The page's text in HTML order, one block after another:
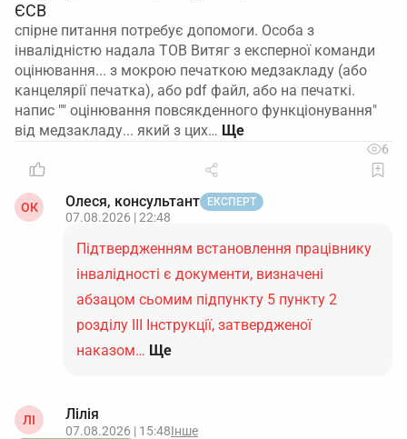
ЄСВ
спірне питання потребує допомоги. Особа з
інвалідністю надала ТОВ Витяг з експерної команди
оцінювання... з мокрою печаткою медзакладу (або
канцелярії печатка), або pdf файл, або на печаткі.
напис "" оцінювання повсякденного функціонування"
від медзакладу... який з цих…
6
ОК Олеся, консультант ЕКСПЕРТ
07.08.2026 | 22:48
Підтвердженням встановлення працівнику
інвалідності є документи, визначені
абзацом сьомим підпункту 5 пункту 2
розділу ІІІ Інструкції, затвердженої
наказом… Ще
ЛІ Лілія
07.08.2026 | 15:48Інше